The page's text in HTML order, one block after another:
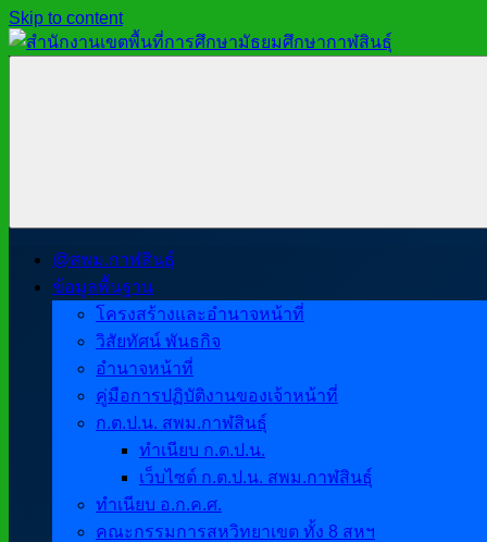
Skip to content
มัธยมศึกษา
กาฬสินธุ์
ศึกษา
มัธยมศึกษา
กาฬสินธุ์
@สพม.กาฬสินธุ์
ข้อมูลพื้นฐาน
โครงสร้างและอำนาจหน้าที่
วิสัยทัศน์ พันธกิจ
อำนาจหน้าที่
คู่มือการปฏิบัติงานของเจ้าหน้าที่
ก.ต.ป.น. สพม.กาฬสินธุ์
ทำเนียบ ก.ต.ป.น.
เว็บไซต์ ก.ต.ป.น. สพม.กาฬสินธุ์
ทำเนียบ อ.ก.ค.ศ.
คณะกรรมการสหวิทยาเขต ทั้ง 8 สหฯ